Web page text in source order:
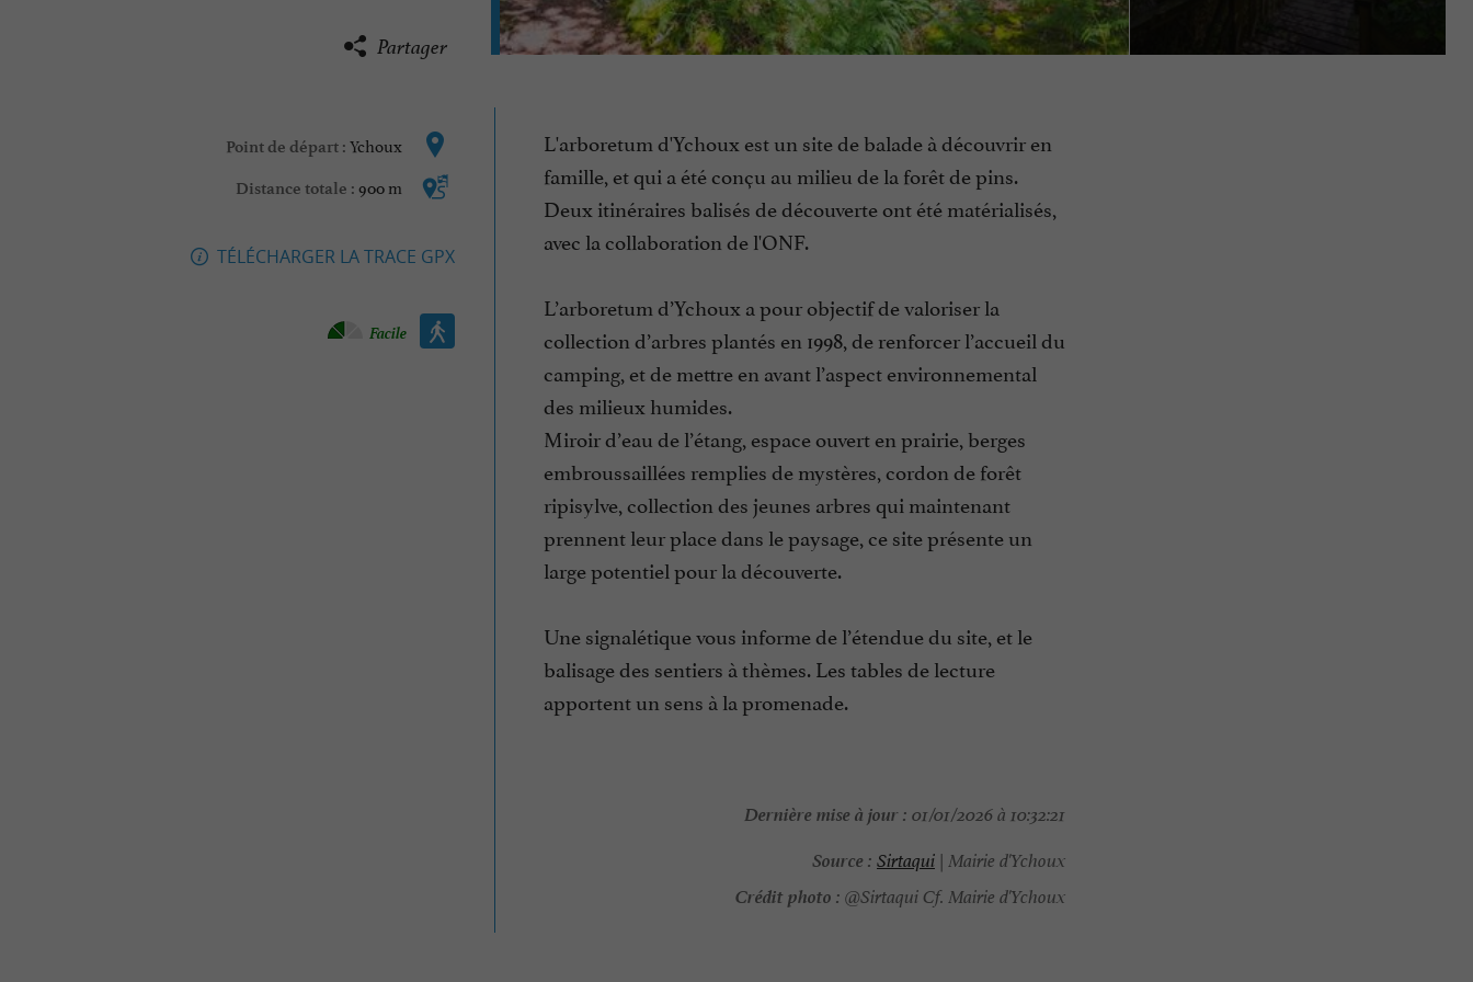
Partager
Point de départ : Ychoux
Distance totale : 900 m
TÉLÉCHARGER LA TRACE GPX
Marche à pied :
Facile
L'arboretum d'Ychoux est un site de balade à découvrir en
famille, et qui a été conçu au milieu de la forêt de pins.
Deux itinéraires balisés de découverte ont été matérialisés,
avec la collaboration de l'ONF.
L’arboretum d’Ychoux a pour objectif de valoriser la
collection d’arbres plantés en 1998, de renforcer l’accueil du
camping, et de mettre en avant l’aspect environnemental
des milieux humides.
Miroir d’eau de l’étang, espace ouvert en prairie, berges
embroussaillées remplies de mystères, cordon de forêt
ripisylve, collection des jeunes arbres qui maintenant
prennent leur place dans le paysage, ce site présente un
large potentiel pour la découverte.
Une signalétique vous informe de l’étendue du site, et le
balisage des sentiers à thèmes. Les tables de lecture
apportent un sens à la promenade.
Dernière mise à jour : 01/01/2026 à 10:32:21
Source : Sirtaqui| Mairie d'Ychoux
Crédit photo : @Sirtaqui Cf. Mairie d'Ychoux